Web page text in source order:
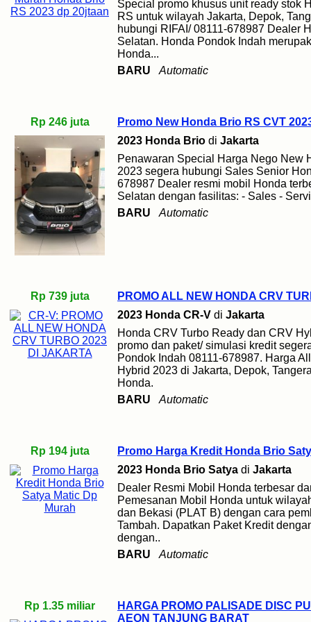
Special promo khusus unit ready stok
RS untuk wilayah Jakarta, Depok,
hubungi RIFAI/ 08111-678987 Dealer
Selatan. Honda Pondok Indah
Honda...
BARU
Automatic
Rp 246 juta
Promo New Honda Brio RS CVT
2023 Honda Brio di Jakarta
Penawaran Special Harga Nego New
2023 segera hubungi Sales Senior
678987 Dealer resmi mobil Honda
Selatan dengan fasilitas: - Sales -
BARU
Automatic
Rp 739 juta
PROMO ALL NEW HONDA CRV
2023 Honda CR-V di Jakarta
Honda CRV Turbo Ready dan CRV
promo dan paket/ simulasi kredit
Pondok Indah 08111-678987. Harga
Hybrid 2023 di Jakarta, Depok,
Honda.
BARU
Automatic
Rp 194 juta
Promo Harga Kredit Honda Brio
2023 Honda Brio Satya di Jakarta
Dealer Resmi Mobil Honda terbesar
Pemesanan Mobil Honda untuk
dan Bekasi (PLAT B) dengan cara
Tambah. Dapatkan Paket Kredit
dengan..
BARU
Automatic
Rp 1.35 miliar
HARGA PROMO PALISADE DISC
AEON TANJUNG BARAT